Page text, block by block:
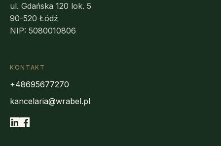
ul. Gdańska 120 lok. 5
90-520 Łódź
NIP: 5080010806
KONTAKT
+48695677270
kancelaria@wrabel.pl